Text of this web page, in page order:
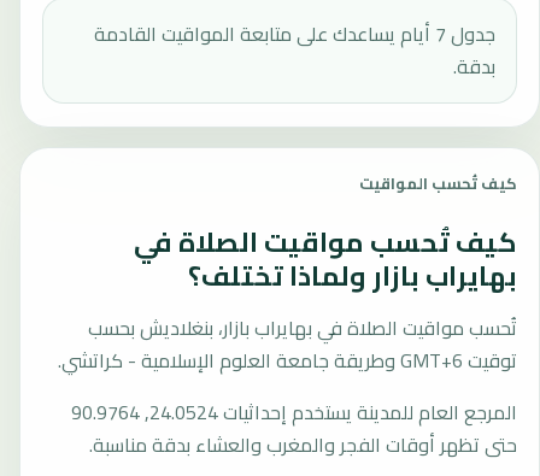
جدول 7 أيام يساعدك على متابعة المواقيت القادمة
بدقة.
كيف تُحسب المواقيت
كيف تُحسب مواقيت الصلاة في
بهايراب بازار ولماذا تختلف؟
تُحسب مواقيت الصلاة في بهايراب بازار، بنغلاديش بحسب
توقيت GMT+6 وطريقة جامعة العلوم الإسلامية - كراتشي.
المرجع العام للمدينة يستخدم إحداثيات 24.0524, 90.9764
حتى تظهر أوقات الفجر والمغرب والعشاء بدقة مناسبة.